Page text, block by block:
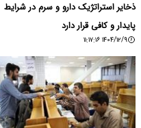
ذخایر استراتژیک دارو و سرم در شرایط
پایدار و کافی قرار دارد
۱۴۰۴/۱۲/۹ ۱۱:۱۷:۱۶